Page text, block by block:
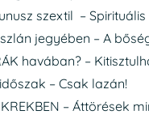
szextil – Spirituális
jegyében – A
havában? –
– Csak lazán!
– Áttörések